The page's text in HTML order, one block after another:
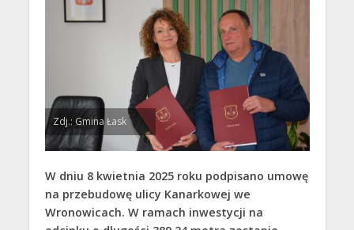
Zdj.: Gmina Łask
W dniu 8 kwietnia 2025 roku podpisano umowę
na przebudowę ulicy Kanarkowej we
Wronowicach. W ramach inwestycji na